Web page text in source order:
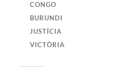
CONGO
BURUNDI
JUSTÍCIA
VICTÒRIA